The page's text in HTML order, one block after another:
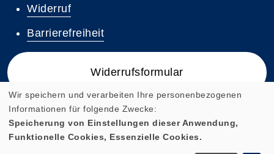
Widerruf
Barrierefreiheit
Widerrufsformular
Cookie Einstellungen
Wir speichern und verarbeiten Ihre personenbezogenen
Informationen für folgende Zwecke:
Speicherung von Einstellungen dieser Anwendung,
Funktionelle Cookies, Essenzielle Cookies.